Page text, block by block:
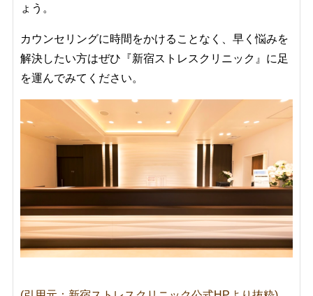
ょう。
カウンセリングに時間をかけることなく、早く悩みを
解決したい方はぜひ『新宿ストレスクリニック』に足
を運んでみてください。